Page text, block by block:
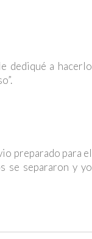
dediqué a hacerlo
preparado para el
se separaron y yo